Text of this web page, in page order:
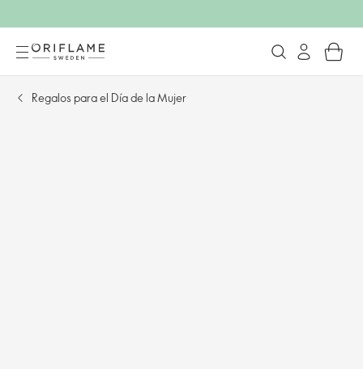
Regalos para el Día de la Mujer